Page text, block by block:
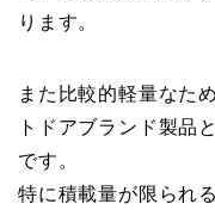
ります。
また比較的軽量なた
トドアブランド製品
です。
特に積載量が限られ